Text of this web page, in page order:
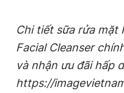
Chi tiết sữa rửa mặt
Facial Cleanser
và nhận ưu đãi hấp
https://